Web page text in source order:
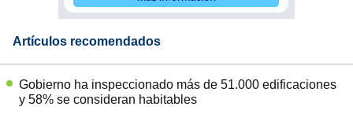
Artículos recomendados
Gobierno ha inspeccionado más de 51.000 edificaciones
y 58% se consideran habitables